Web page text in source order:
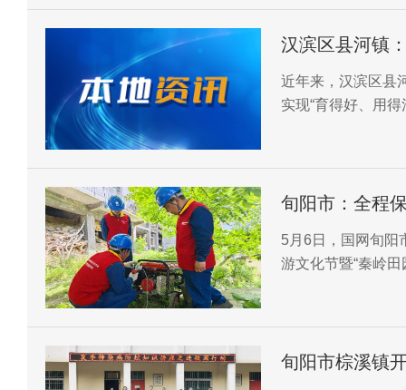
汉滨区县河镇
近年来，汉滨区县
实现“育得好、用
旬阳市：全程
电力安全
5月6日，国网旬阳
游文化节暨“秦岭
旬阳市棕溪镇